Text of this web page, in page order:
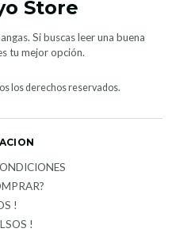
Store
Si buscas leer una buena
tu mejor opción.
los derechos reservados.
!
!